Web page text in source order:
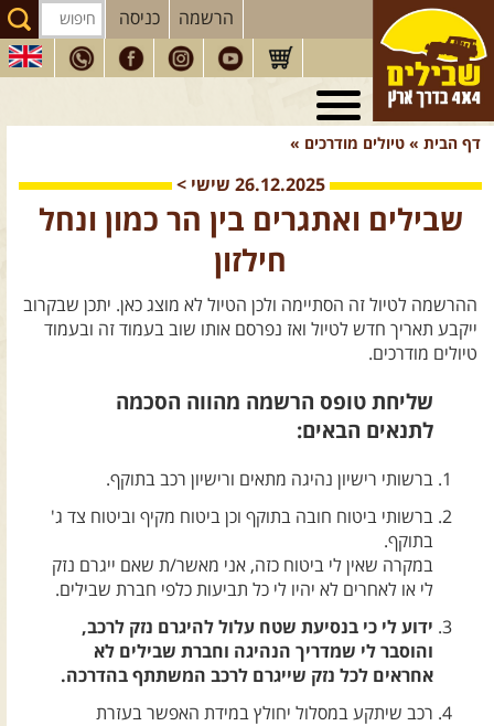
הרשמה כניסה
טיולי 4X4
בארץ
חנותשבילים
הבלוג של יואב קווה
אודות יואב קווה והאתר שבילים
דף הבית » טיולים מודרכים »
26.12.2025 שישי >
שבילים ואתגרים בין הר כמון ונחל
חילזון
ההרשמה לטיול זה הסתיימה ולכן הטיול לא מוצג כאן. יתכן שבקרוב
ייקבע תאריך חדש לטיול ואז נפרסם אותו שוב בעמוד זה ובעמוד
טיולים מודרכים.
שליחת טופס הרשמה מהווה הסכמה
לתנאים הבאים:
ברשותי רישיון נהיגה מתאים ורישיון רכב בתוקף.
ברשותי ביטוח חובה בתוקף וכן ביטוח מקיף וביטוח צד ג'
בתוקף.
במקרה שאין לי ביטוח כזה, אני מאשר/ת שאם ייגרם נזק
לי או לאחרים לא יהיו לי כל תביעות כלפי חברת שבילים.
ידוע לי כי בנסיעת שטח עלול להיגרם נזק לרכב,
והוסבר לי שמדריך הנהיגה וחברת שבילים לא
אחראים לכל נזק שייגרם לרכב המשתתף בהדרכה.
רכב שיתקע במסלול יחולץ במידת האפשר בעזרת